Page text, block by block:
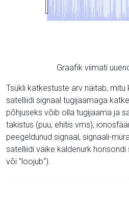
Graafik viimati
Tsükli katkestuste arv näitab,
satelliidi signaal tugijaamaga
põhjuseks võib olla tugijaama ja
takistus (puu, ehitis vms),
peegeldunud signaal, signaali-
satelliidi väike kaldenurk
või "loojub").